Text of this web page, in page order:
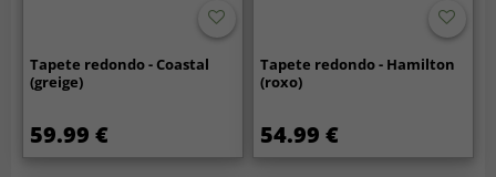
Tapete redondo - Coastal
(greige)
59.99 €
Tapete redondo - Hamilton
(roxo)
54.99 €